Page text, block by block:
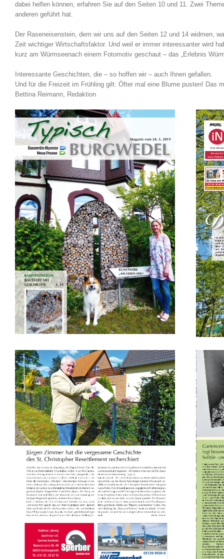
dabei helfen können, erfahren Sie auf den Seiten 10 und 11. Zwei
anderen geführt hat.
Der Raseneisenstein, dem wir uns auf den Seiten 12 und 14 widmen,
Zeit wichtiger Wirtschaftsfaktor. Und weil er immer interessanter wird
kurz am Würmseenach einem Fotomotiv geschaut – das „Erlebnis
Interessante Geschichten, die – so hoffen wir – auch Ihnen gefallen.
Und für die Freizeit im Frühling gilt: Öfter mal eine Blume pusten! Das
Bettina Reimann, Redaktion